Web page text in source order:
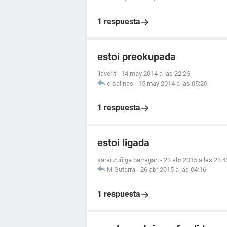
1 respuesta
estoi preokupada
llaverit - 14 may 2014 a las 22:26
c-salinas - 15 may 2014 a las 05:20
1 respuesta
estoi ligada
sarai zuñiga barragan - 23 abr 2015 a las
M Gutarra - 26 abr 2015 a las 04:16
1 respuesta